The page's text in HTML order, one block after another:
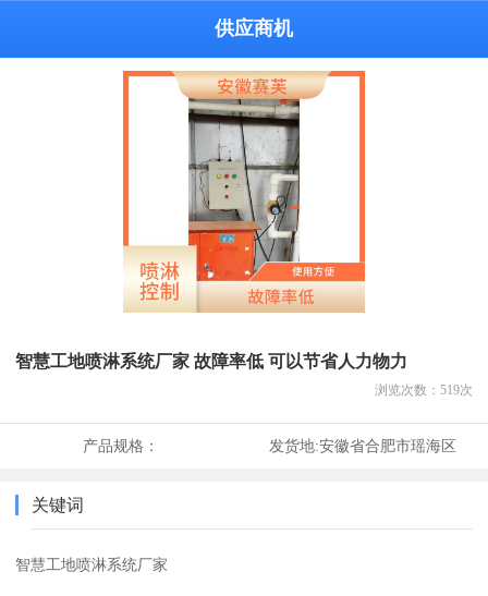
供应商机
智慧工地喷淋系统厂家 故障率低 可以节省人力物力
浏览次数： 519次
产品规格： 发货地:安徽省合肥市瑶海区
关键词
智慧工地喷淋系统厂家